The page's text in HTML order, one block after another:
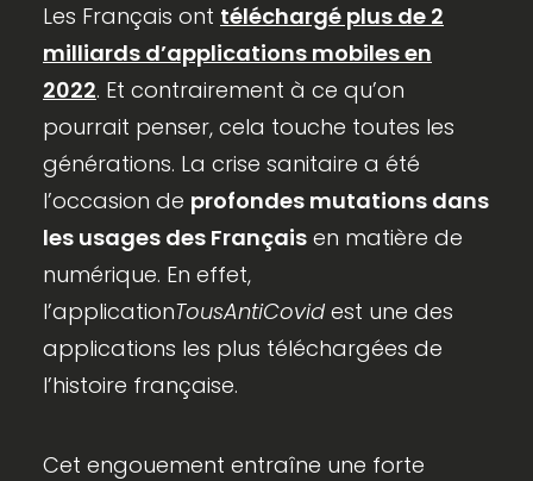
Les Français ont téléchargé plus de 2
milliards d’applications mobiles en
2022. Et contrairement à ce qu’on
pourrait penser, cela touche toutes les
générations. La crise sanitaire a été
l’occasion de profondes mutations dans
les usages des Français en matière de
numérique. En effet,
l’applicationTousAntiCovid est une des
applications les plus téléchargées de
l’histoire française.
Cet engouement entraîne une forte